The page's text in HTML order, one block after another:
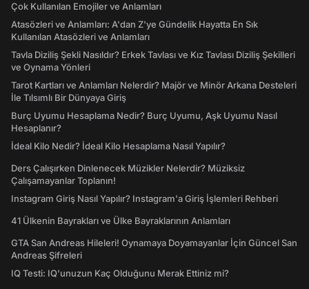
Çok Kullanılan Emojiler ve Anlamları
Atasözleri ve Anlamları: A'dan Z'ye Gündelik Hayatta En Sık
Kullanılan Atasözleri ve Anlamları
Tavla Diziliş Şekli Nasıldır? Erkek Tavlası ve Kız Tavlası Diziliş Şekilleri
ve Oynama Yönleri
Tarot Kartları ve Anlamları Nelerdir? Majör ve Minör Arkana Desteleri
İle Tılsımlı Bir Dünyaya Giriş
Burç Uyumu Hesaplama Nedir? Burç Uyumu, Aşk Uyumu Nasıl
Hesaplanır?
İdeal Kilo Nedir? İdeal Kilo Hesaplama Nasıl Yapılır?
Ders Çalışırken Dinlenecek Müzikler Nelerdir? Müziksiz
Çalışamayanlar Toplanın!
Instagram Giriş Nasıl Yapılır? Instagram'a Giriş İşlemleri Rehberi
41 Ülkenin Bayrakları ve Ülke Bayraklarının Anlamları
GTA San Andreas Hileleri! Oynamaya Doyamayanlar İçin Güncel San
Andreas Şifreleri
IQ Testi: IQ'unuzun Kaç Olduğunu Merak Ettiniz mi?